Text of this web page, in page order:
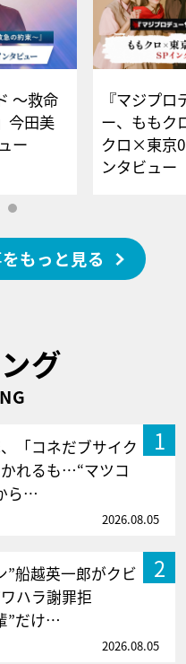
～救命
今田美
ュー
『マジプロ
ー、ももク
クロ×東京
ンタビュー
もっと見る
グ
1
「コネだブサイク
れるも…“マツコ
ら…
2026.08.05
2
”船越英一郎がクビ
ハラ謝罪拒
”だけ…
2026.08.05